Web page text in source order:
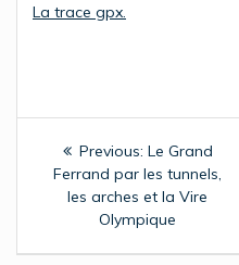
La trace gpx.
Navigation
l’article
Previous: Previous
post:
Le Grand
Ferrand par les tunnels,
les arches et la Vire
Olympique